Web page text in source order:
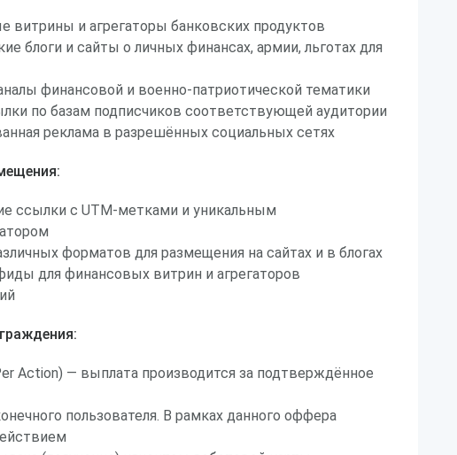
витрины и агрегаторы банковских продуктов
блоги и сайты о личных финансах, армии, льготах для
финансовой и военно-патриотической тематики
по базам подписчиков соответствующей аудитории
реклама в разрешённых социальных сетях
ссылки с UTM-метками и уникальным
форматов для размещения на сайтах и в блогах
для финансовых витрин и агрегаторов
Action) — выплата производится за подтверждённое
пользователя. В рамках данного оффера